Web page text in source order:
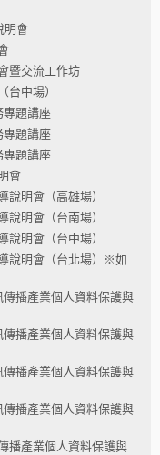
明會
暨交流工作坊
台中場）
專題講座
專題講座
專題講座
會
說明會（高雄場）
說明會（台南場）
說明會（台中場）
說明會（台北場）※如
傳播產業個人資料保護與
傳播產業個人資料保護與
傳播產業個人資料保護與
傳播產業個人資料保護與
播產業個人資料保護與